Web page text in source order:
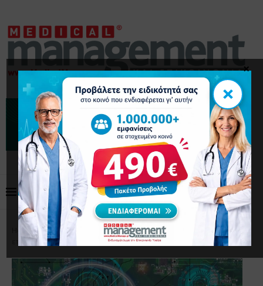
Home Τεχνολογία - Λογισμικό
Ποιος υπερτερεί στα
επείγοντα; Άνθρωπος ή ΑΙ;
×
×